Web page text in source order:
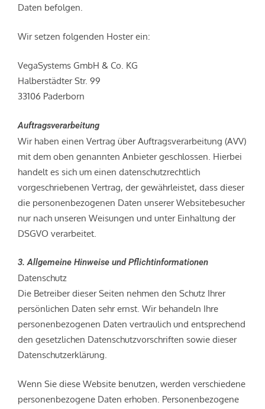
Daten befolgen.
Wir setzen folgenden Hoster ein:
VegaSystems GmbH & Co. KG
Halberstädter Str. 99
33106 Paderborn
Auftragsverarbeitung
Wir haben einen Vertrag über Auftragsverarbeitung (AVV)
mit dem oben genannten Anbieter geschlossen. Hierbei
handelt es sich um einen datenschutzrechtlich
vorgeschriebenen Vertrag, der gewährleistet, dass dieser
die personenbezogenen Daten unserer Websitebesucher
nur nach unseren Weisungen und unter Einhaltung der
DSGVO verarbeitet.
3. Allgemeine Hinweise und Pflicht­informationen
Datenschutz
Die Betreiber dieser Seiten nehmen den Schutz Ihrer
persönlichen Daten sehr ernst. Wir behandeln Ihre
personenbezogenen Daten vertraulich und entsprechend
den gesetzlichen Datenschutzvorschriften sowie dieser
Datenschutzerklärung.
Wenn Sie diese Website benutzen, werden verschiedene
personenbezogene Daten erhoben. Personenbezogene